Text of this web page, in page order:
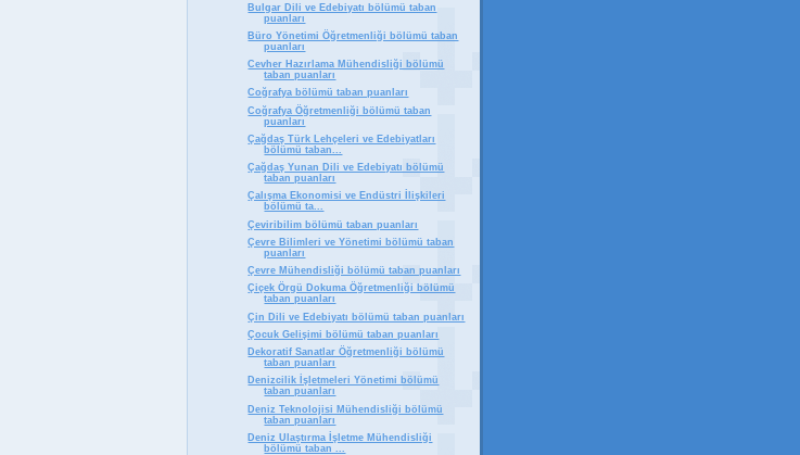
Bulgar Dili ve Edebiyatı bölümü taban
puanları
Büro Yönetimi Öğretmenliği bölümü taban
puanları
Cevher Hazırlama Mühendisliği bölümü
taban puanları
Coğrafya bölümü taban puanları
Coğrafya Öğretmenliği bölümü taban
puanları
Çağdaş Türk Lehçeleri ve Edebiyatları
bölümü taban...
Çağdaş Yunan Dili ve Edebiyatı bölümü
taban puanları
Çalışma Ekonomisi ve Endüstri İlişkileri
bölümü ta...
Çeviribilim bölümü taban puanları
Çevre Bilimleri ve Yönetimi bölümü taban
puanları
Çevre Mühendisliği bölümü taban puanları
Çiçek Örgü Dokuma Öğretmenliği bölümü
taban puanları
Çin Dili ve Edebiyatı bölümü taban puanları
Çocuk Gelişimi bölümü taban puanları
Dekoratif Sanatlar Öğretmenliği bölümü
taban puanları
Denizcilik İşletmeleri Yönetimi bölümü
taban puanları
Deniz Teknolojisi Mühendisliği bölümü
taban puanları
Deniz Ulaştırma İşletme Mühendisliği
bölümü taban ...